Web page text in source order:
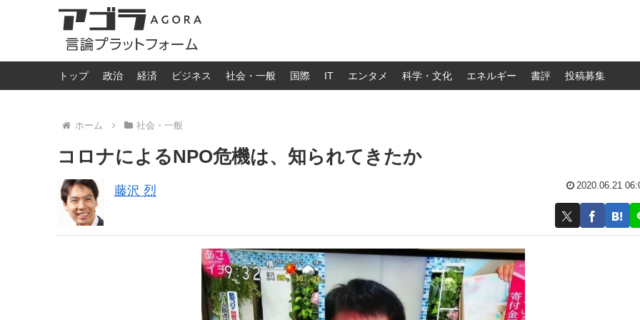
トップ 政治 経済 ビジネス 社会・一般 国際 IT エンタメ 科学・文化 エネルギー 書評 投稿募集
ホーム 社会・一般
コロナによるNPO危機は、知られてきたか
藤沢 烈 2020.06.21